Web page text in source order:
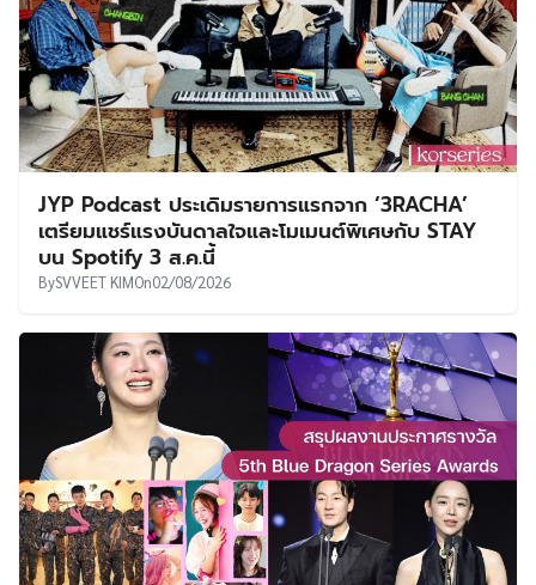
JYP Podcast ประเดิมรายการแรกจาก ‘3RACHA’
เตรียมแชร์แรงบันดาลใจและโมเมนต์พิเศษกับ STAY
บน Spotify 3 ส.ค.นี้
BySVVEET KIMOn02/08/2026